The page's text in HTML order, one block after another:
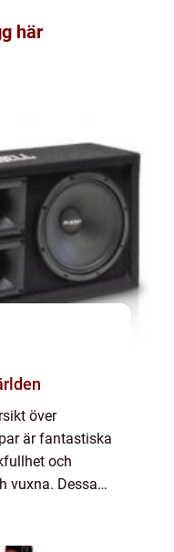
här
över
är fantastiska
och
vuxna. Dessa